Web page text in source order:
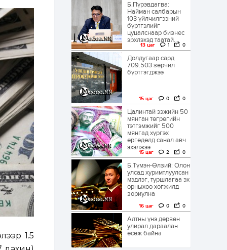
1.5
Б.Пүрэвдагва:
Найман салбарын
103 үйлчилгээний
бүртгэлийг
цуцалснаар бизнес
эрхлэхэд таатай...
13 цаг 1 0
Долдугаар сард
709.503 зөрчил
бүртгэгджээ
15 цаг 0 0
Цалинтай ээжийн 50
мянган төгрөгийн
тэтгэмжийг 500
мянгад хүргэх
өргөдөлд санал авч
эхэлжээ
15 цаг 2 0
Б.Түмэн-Өлзий: Олон
улсад хуримтлуулсан
мэдлэг, туршлагаа эх
орныхоо хөгжилд
зориулна
16 цаг 0 0
Алтны үнэ дөрвөн
улирал дараалан
өсөж байна